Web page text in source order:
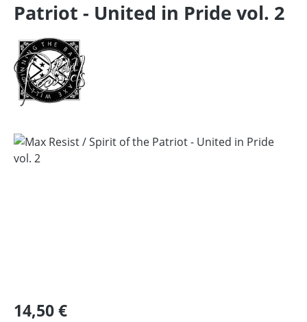
Patriot - United in Pride vol. 2
Regulärer Preis:
14,50 €